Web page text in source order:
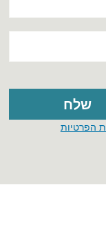
הפרטיות